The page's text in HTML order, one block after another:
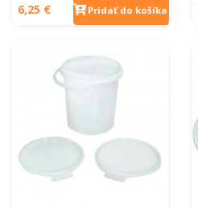
6,25 € Pridať do košíka